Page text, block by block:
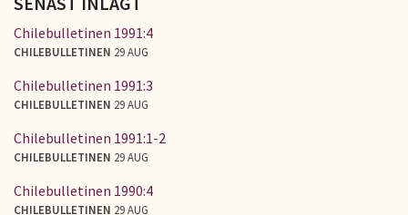
Chilebulletinen 1991:4
CHILEBULLETINEN 29 AUG
Chilebulletinen 1991:3
CHILEBULLETINEN 29 AUG
Chilebulletinen 1991:1-2
CHILEBULLETINEN 29 AUG
Chilebulletinen 1990:4
CHILEBULLETINEN 29 AUG